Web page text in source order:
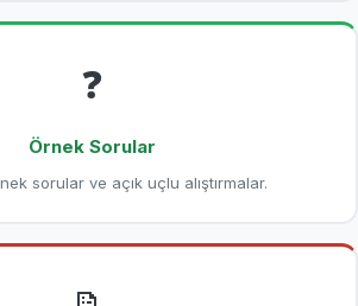
❓
Örnek Sorular
sorular ve açık uçlu alıştırmalar.